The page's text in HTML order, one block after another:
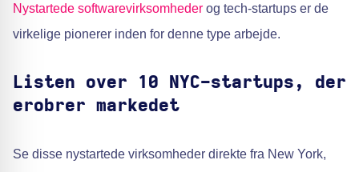
Nystartede softwarevirksomheder og tech-startups er de
virkelige pionerer inden for denne type arbejde.
Listen over 10 NYC-startups, der
erobrer markedet
Se disse nystartede virksomheder direkte fra New York,